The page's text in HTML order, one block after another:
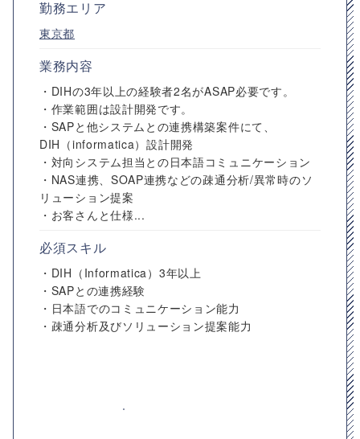
勤務エリア
東京都
業務内容
・DIHの3年以上の経験者2名がASAP必要です。
・作業範囲は設計開発です。
・SAPと他システムとの連携構築案件にて、
DIH（informatica）設計開発
・対向システム担当との日本語コミュニケーション
・NAS連携、SOAP連携などの疎通分析/異常時のソ
リューション提案
・お客さんと仕様...
必須スキル
・DIH（Informatica）3年以上
・SAPとの連携経験
・日本語でのコミュニケーション能力
・疎通分析及びソリューション提案能力